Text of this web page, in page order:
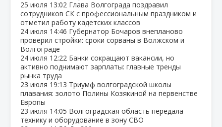
25 июля 13:02 Глава Волгограда поздравил
сотрудников СК с профессиональным праздником и
отметил работу кадетских классов
24 июля 14:46 Губернатор Бочаров внепланово
проверил стройки: сроки сорваны в Волжском и
Волгограде
24 июля 12:22 Банки сокращают вакансии, но
активно поднимают зарплаты: главные тренды
рынка труда
23 июля 19:13 Триумф волгоградской школы
плавания: золото Полины Козякиной на первенстве
Европы
23 июля 14:05 Волгоградская область передала
технику и оборудование в зону СВО